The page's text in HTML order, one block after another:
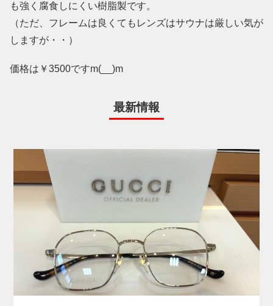
も強く腐食しにくい樹脂製です。
（ただ、フレームは良くてもレンズはサウナは厳しい気が
しますが・・）
価格は￥3500ですm(__)m
最新情報